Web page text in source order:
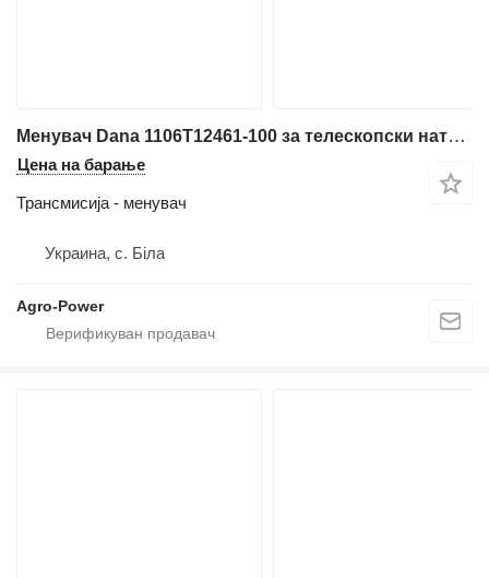
Менувач Dana 1106T12461-100 за телескопски натоварувач Caterpillar th62,th63,th82
Цена на барање
Трансмисија - менувач
Украина, с. Біла
Agro-Power